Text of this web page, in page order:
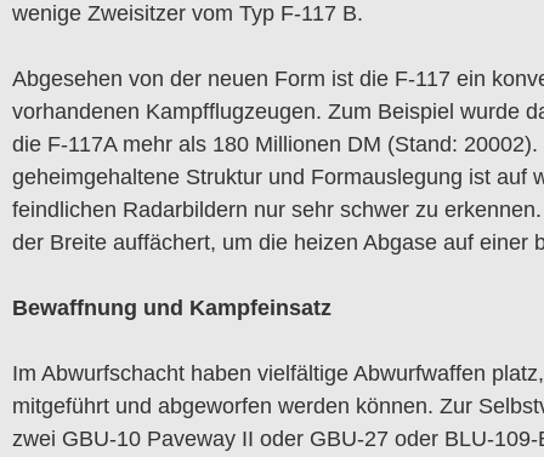
wenige Zweisitzer vom Typ F-117 B.
Abgesehen von der neuen Form ist die F-117 ein
vorhandenen Kampfflugzeugen. Zum Beispiel wurde
die F-117A mehr als 180 Millionen DM (Stand:
geheimgehaltene Struktur und Formauslegung ist auf
feindlichen Radarbildern nur sehr schwer zu
der Breite auffächert, um die heizen Abgase auf
Bewaffnung und Kampfeinsatz
Im Abwurfschacht haben vielfältige Abwurfwaffen
mitgeführt und abgeworfen werden können. Zur
zwei GBU-10 Paveway II oder GBU-27 oder BLU-